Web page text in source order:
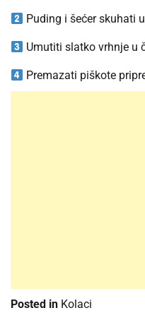
Puding i šećer skuhati
Umutiti slatko vrhnje u
Premazati piškote
Posted in Kolaci